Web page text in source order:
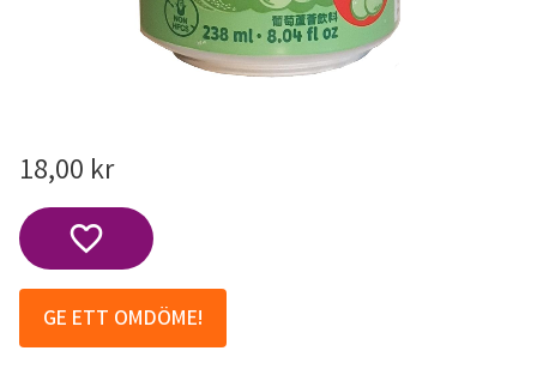
18,00 kr
Lägg till i favoriter
GE ETT OMDÖME!